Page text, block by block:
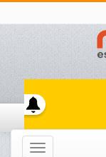
Toggle